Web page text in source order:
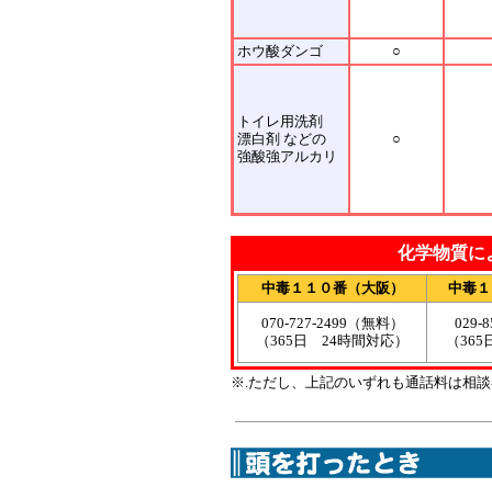
ホウ酸ダンゴ ○
トイレ用洗剤
漂白剤 などの
強酸強アルカリ
○
化学物質に
中毒１１０番（大阪） 中毒
070-727-2499（無料）
（365日 24時間対応）
029-
（
※.ただし、上記のいずれも通話料は相